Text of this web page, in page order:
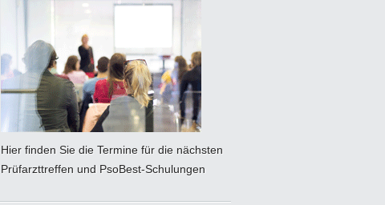
Hier finden Sie die Termine für die nächsten
Prüfarzttreffen und PsoBest-Schulungen